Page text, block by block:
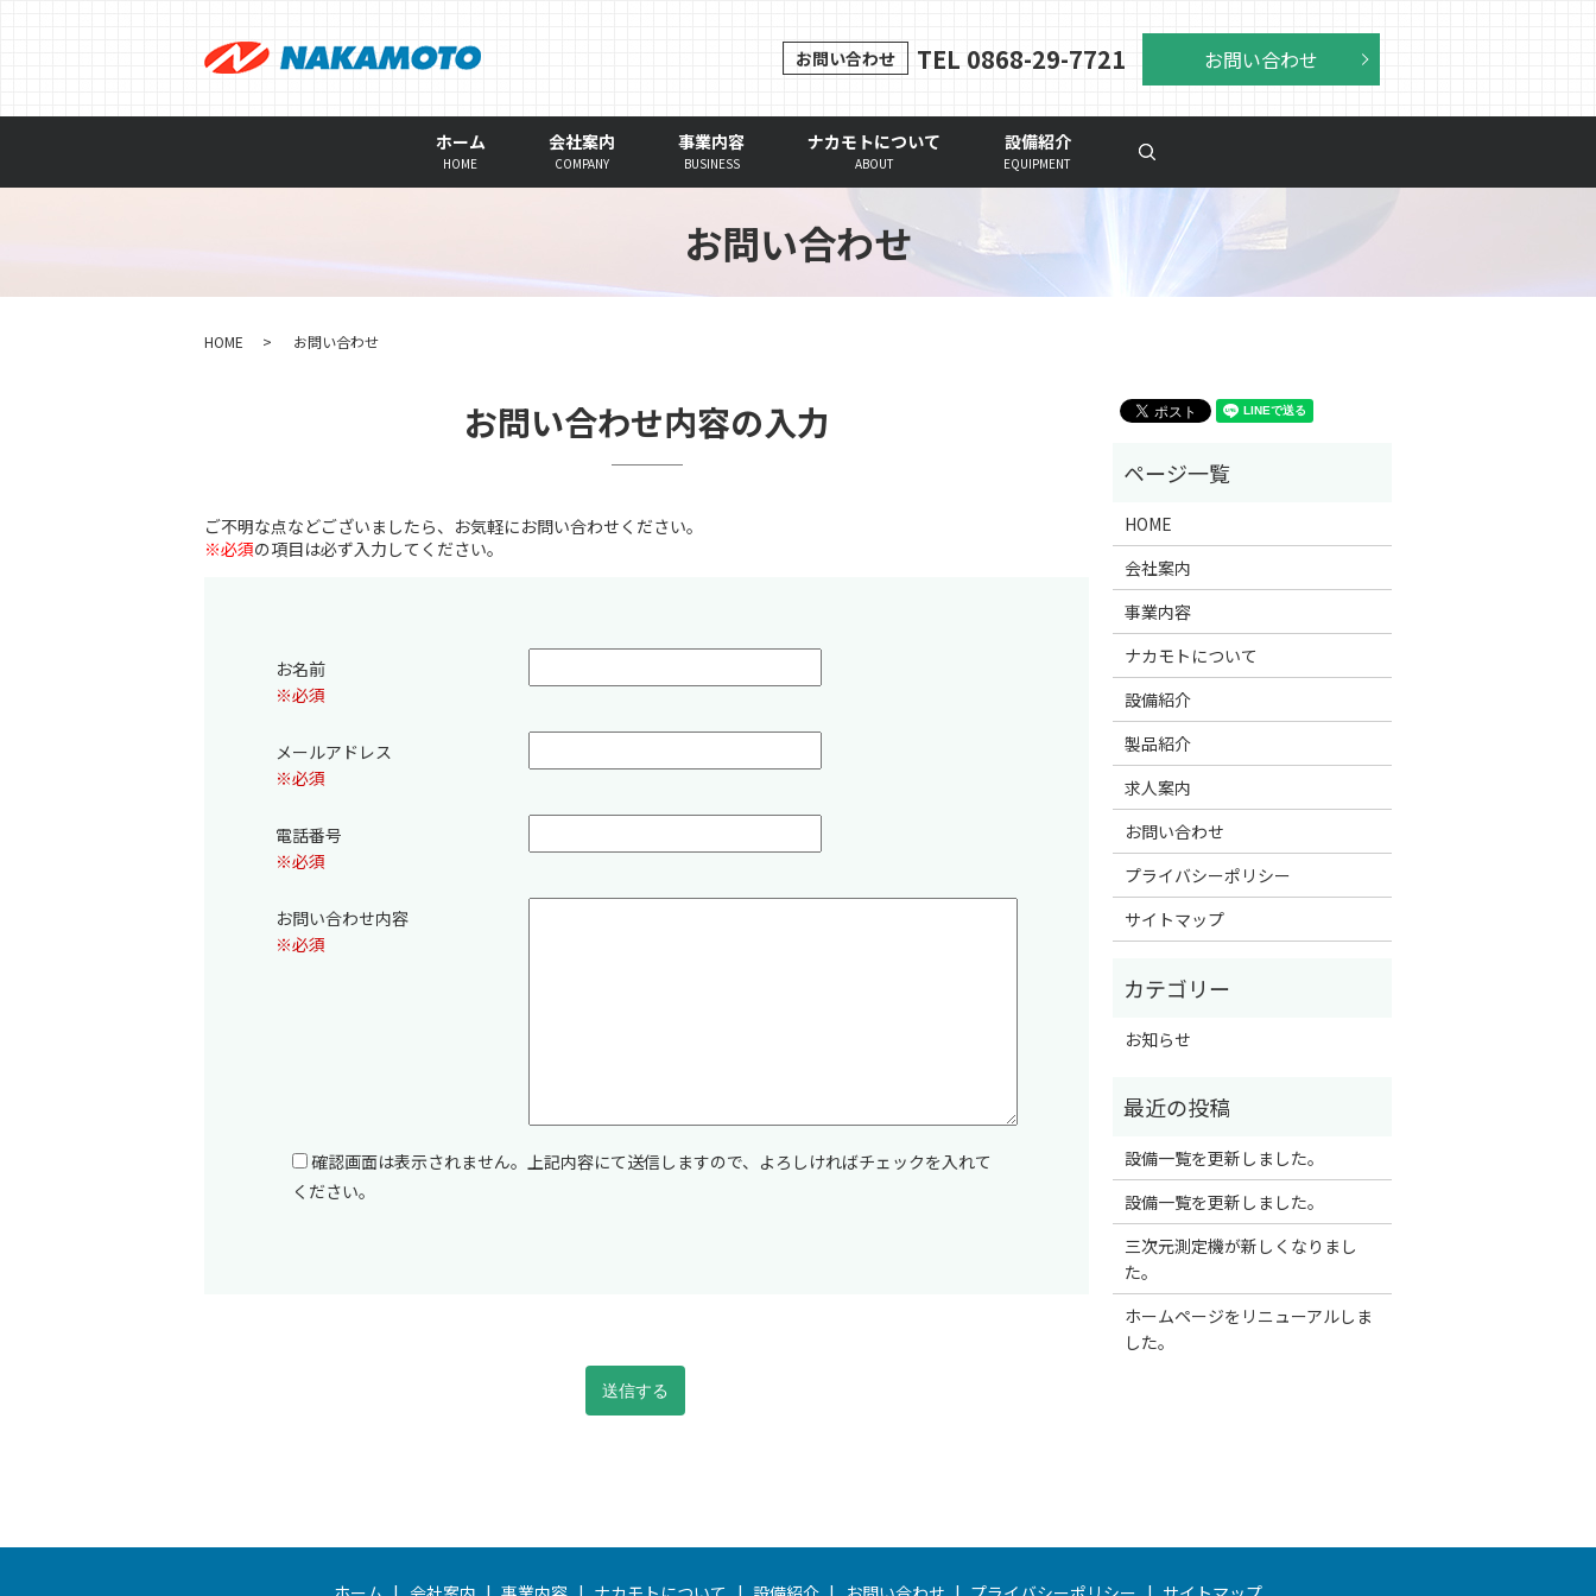
お問い合わせ TEL 0868-29-7721 お問い合わせ
ホーム
HOME
会社案内
COMPANY
事業内容
BUSINESS
ナカモトについて
ABOUT
設備紹介
EQUIPMENT
お問い合わせ
HOME お問い合わせ
お問い合わせ内容の入力
ご不明な点などございましたら、お気軽にお問い合わせください。
※必須の項目は必ず入力してください。
お名前
※必須
メールアドレス
※必須
電話番号
※必須
お問い合わせ内容
※必須
確認画面は表示されません。上記内容にて送信しますので、よろしければチェックを入れて
ください。
HOME
会社案内
事業内容
ナカモトについて
設備紹介
製品紹介
求人案内
お問い合わせ
プライバシーポリシー
サイトマップ
お知らせ
設備一覧を更新しました。
設備一覧を更新しました。
三次元測定機が新しくなりまし
た。
ホームページをリニューアルしま
した。